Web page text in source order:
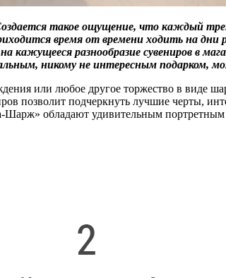
такое ощущение, что каждый
время от времени ходить на
разнообразие сувениров в
никому не интересным
или любое другое торжество в виде
подчеркнуть лучшие черты,
обладают удивительным